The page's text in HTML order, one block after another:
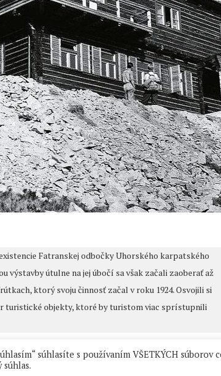
Fatranskej odbočky Uhorského karpatského
výstavby útulne na jej úbočí sa však začali zaoberať až
ktorý svoju činnosť začal v roku 1924. Osvojili si
turistické objekty, ktoré by turistom viac sprístupnili
súhlasíte s používaním VŠETKÝCH súborov